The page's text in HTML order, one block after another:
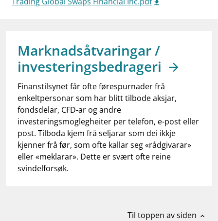
work_outlineJobb hos oss
notifications_noneAbonner på nyhetsvarsel
Marknadsåtvaringar /
investeringsbedrageri
Finanstilsynet får ofte førespurnader frå
enkeltpersonar som har blitt tilbode aksjar,
fondsdelar, CFD-ar og andre
investeringsmoglegheiter per telefon, e-post eller
post. Tilboda kjem frå seljarar som dei ikkje
kjenner frå før, som ofte kallar seg «rådgivarar»
eller «meklarar». Dette er svært ofte reine
svindelforsøk.
Til toppen av siden expand_less